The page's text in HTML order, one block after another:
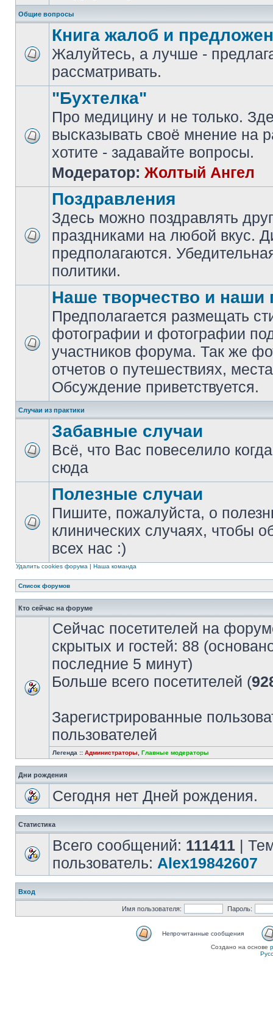
Общие вопросы
Книга жалоб и
Жалуйтесь, а лучше -
рассматривать.
"Бухтелка"
Про медицину и не только.
высказывать своё мнение на
хотите - задавайте вопросы.
Модератор: Жолтый Ангел
Поздравления
Здесь можно поздравлять
праздниками на любой вкус.
предполагаются.
политики.
Наше творчество и наши
Предполагается размещать
фотографии и фотографии
участников форума. Так же
отчетов о путешествиях,
Обсуждение приветствуется.
Случаи из практики
Забавные случаи
Всё, что Вас повеселило
сюда
Полезные случаи
Пишите, пожалуйста, о
клинических случаях, чтобы
всех нас :)
Удалить cookies форума | Наша команда
Список форумов
Кто сейчас на форуме
Сейчас посетителей на
скрытых и гостей: 88
последние 5 минут)
Больше всего посетителей (
Зарегистрированные
пользователей
Легенда :: Администраторы Главные модераторы
Дни рождения
Сегодня нет Дней рождения.
Статистика
Всего сообщений: 111411 |
пользователь: Alex19842607
Вход
Имя пользователя: Пароль:
Непрочитанные сообщения
Создано на основе